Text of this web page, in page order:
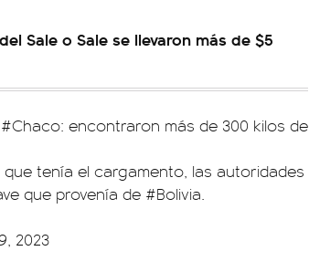
Sale o Sale se llevaron más de $5
#Chaco: encontraron más de 300 kilos de
tenía el cargamento, las autoridades
que provenía de #Bolivia.
2023